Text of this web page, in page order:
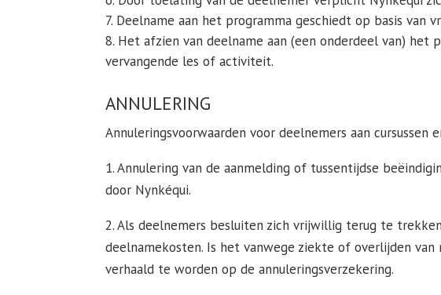
Deelname aan het programma geschiedt op basis
Het afzien van deelname aan (een onderdeel van)
vervangende les of activiteit.
ANNULERING
Annuleringsvoorwaarden voor deelnemers aan cursussen
1. Annulering van de aanmelding of tussentijdse
door Nynkéqui.
2. Als deelnemers besluiten zich vrijwillig terug te
deelnamekosten. Is het vanwege ziekte of overlijden
verhaald te worden op de annuleringsverzekering.